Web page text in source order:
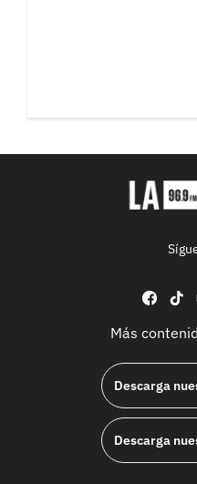
Más
Descarga
Descarga